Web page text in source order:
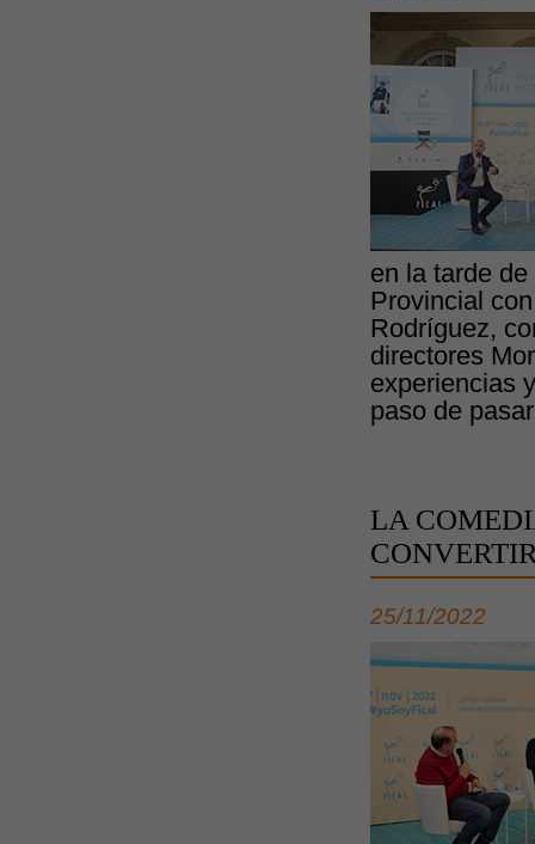
en la tarde
Provincial
Rodríguez,
directores
experiencias
paso de
LA
25/11/2022